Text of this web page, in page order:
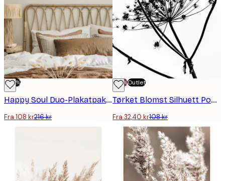
-50%
Happy Soul Duo-Plakatpakke
Fra 108 kr216 kr
-70%Outlet
Tørket Blomst Silhuett Poster
Fra 32,40 kr108 kr